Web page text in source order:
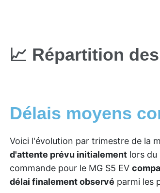
📈 Répartition
Délais moyens
Voici l'évolution par trimestre de la
d'attente prévu initialement lors du
commande pour le MG S5 EV
délai finalement observé parmi les